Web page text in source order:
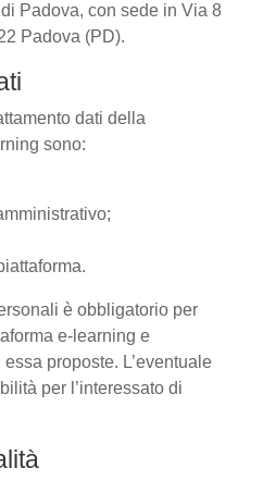
Padova, con sede in Via 8
Padova (PD).
dati della
sono:
è obbligatorio per
e-learning e
proposte. L’eventuale
per l’interessato di